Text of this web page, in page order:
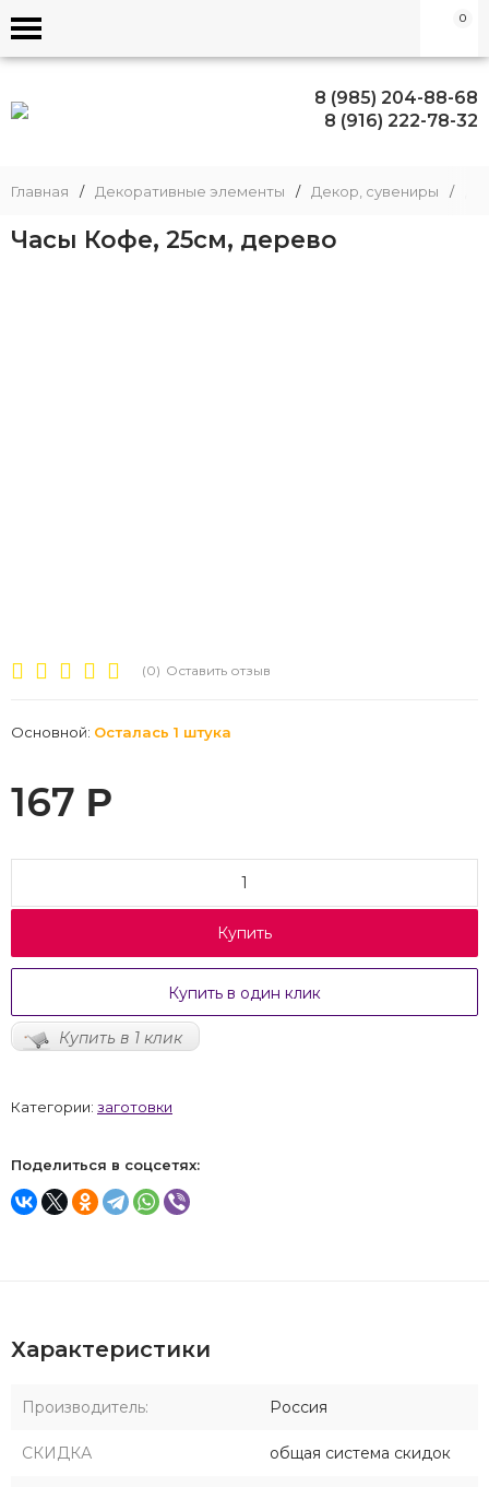
0
8 (985) 204-88-68
8 (916) 222-78-32
Главная / Декоративные элементы / Декор, сувениры /
Часы Кофе, 25см, дерево
(0) Оставить отзыв
Основной: Осталась 1 штука
167 Р
Купить
Купить в один клик
Купить в 1 клик
Категории: заготовки
Поделиться в соцсетях:
Характеристики
Производитель: Россия
СКИДКА общая система скидок